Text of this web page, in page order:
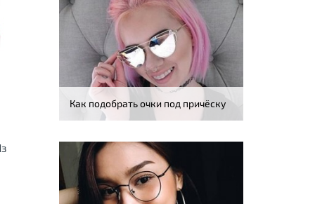
Как подобрать очки под причёску